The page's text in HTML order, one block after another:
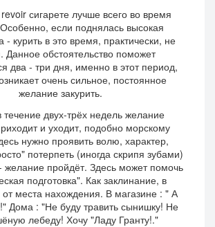
сигарете лучше всего во время
если поднялась высокая
- курить в это время, практически, не
Данное обстоятельство поможет
два - три дня, именно в этот период,
очень сильное, постоянное
желание закурить.
двух-трёх недель желание
и уходит, подобно морскому
нужно проявить волю, характер,
потерпеть (иногда скрипя зубами)
желание пройдёт. Здесь может помочь
подготовка". Как заклинание, в
от места нахождения. В магазине : " А
Дома : "Не буду травить сынишку! Не
лебеду! Хочу "Ладу Гранту!."